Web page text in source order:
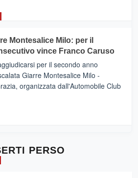
Montesalice Milo: per il
vince Franco Caruso
per il secondo anno
Giarre Montesalice Milo -
organizzata dall'Automobile Club
PERSO